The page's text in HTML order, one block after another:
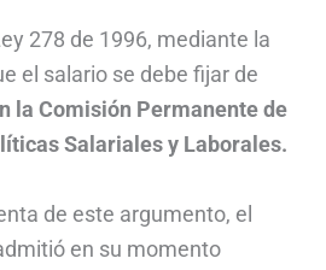
278 de 1996, mediante la
el salario se debe fijar de
la Comisión Permanente de
Salariales y Laborales.
de este argumento, el
en su momento